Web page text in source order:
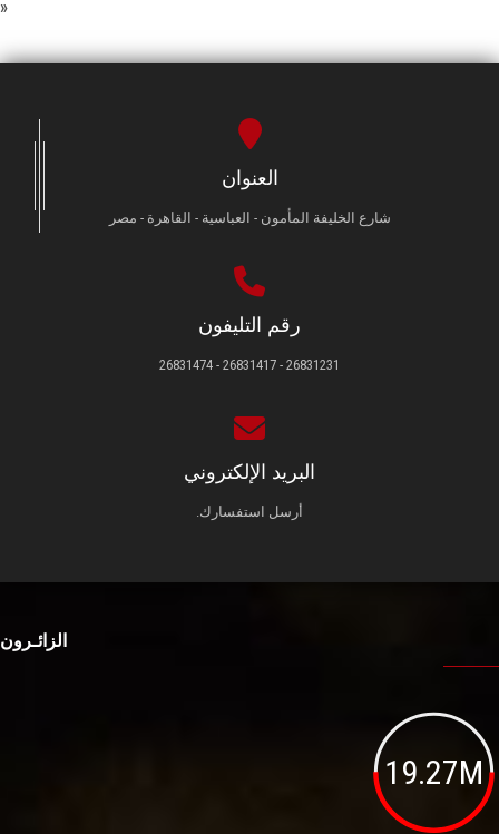
»
العنوان
شارع الخليفة المأمون - العباسية - القاهرة - مصر
رقم التليفون
26831231 - 26831417 - 26831474
البريد الإلكتروني
أرسل استفسارك.
الزائـرون
19.27M